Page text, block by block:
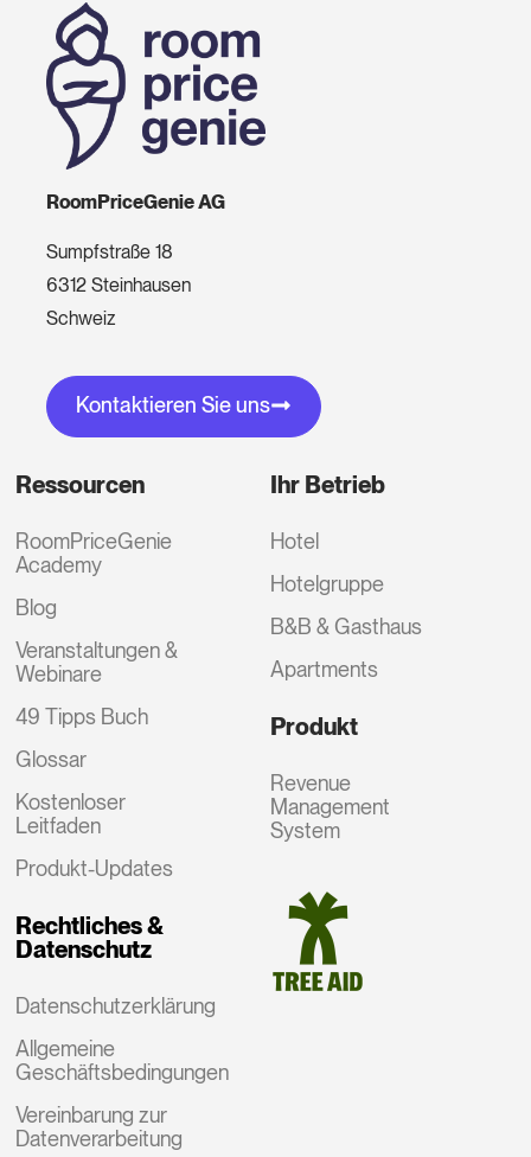
RoomPriceGenie AG
Sumpfstraße 18
6312 Steinhausen
Schweiz
Kontaktieren Sie uns
Ressourcen
RoomPriceGenie
Academy
Blog
Veranstaltungen &
Webinare
49 Tipps Buch
Glossar
Kostenloser
Leitfaden
Produkt-Updates
Rechtliches &
Datenschutz
Datenschutzerklärung
Allgemeine
Geschäftsbedingungen
Vereinbarung zur
Datenverarbeitung
Ihr Betrieb
Hotel
Hotelgruppe
B&B & Gasthaus
Apartments
Produkt
Revenue
Management
System